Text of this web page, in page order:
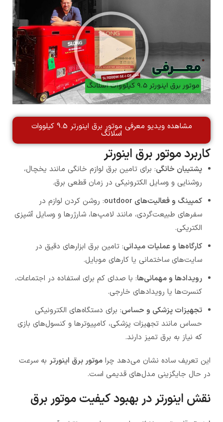
مشاهده ویدیو معرفی موتور برق اینورتر 9.5 کیلووات
اسلانگ
کاربرد موتور برق اینورتر
پشتیبان خانگی: برای تامین برق لوازم خانگی مانند یخچال،
روشنایی و وسایل الکترونیکی در زمان قطعی برق.
کمپینگ و فعالیت‌های outdoor
: روشن کردن لوازم در
سفرهای طبیعت‌گردی، مانند لامپ‌ها، شارژرها و وسایل آشپزی
الکتریکی.
کارگاه‌ها و عملیات میدانی: تامین برق ابزارهای دقیق در
سایت‌های ساختمانی یا کارهای موبایل.
رویدادها و مهمانی‌ها: با صدای کم برای استفاده در اجتماعات،
کنسرت‌ها یا رویدادهای خارجی.
تجهیزات پزشکی و حساس: برای دستگاه‌های الکترونیکی
حساس مانند تجهیزات پزشکی، کامپیوترها و کنسول‌های بازی
که نیاز به برق تمیز دارند.
این تعریف ساده نشان می‌دهد چرا موتور برق اینورتر به سرعت
در حال جایگزینی مدل‌های قدیمی است.
نقش اینورتر در بهبود کیفیت موتور برق